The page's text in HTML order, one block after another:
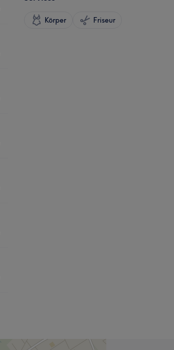
Körper Friseur